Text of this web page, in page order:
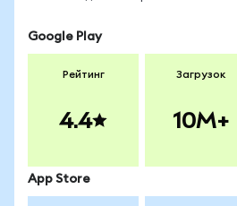
Google Play
Рейтинг
4.4
Загрузок
10M+
App Store